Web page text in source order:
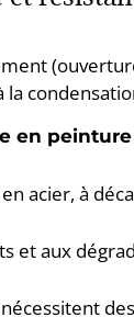
la
en peinture
acier, à
et aux